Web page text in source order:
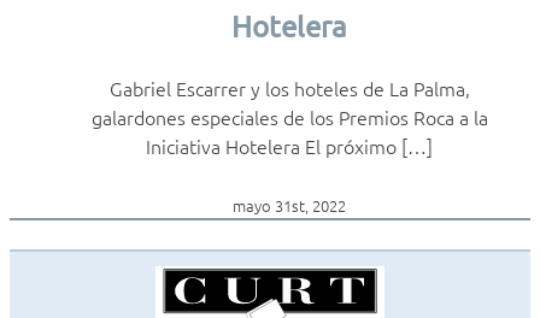
Hotelera
Gabriel Escarrer y los hoteles de La Palma,
galardones especiales de los Premios Roca a la
Iniciativa Hotelera El próximo […]
mayo 31st, 2022